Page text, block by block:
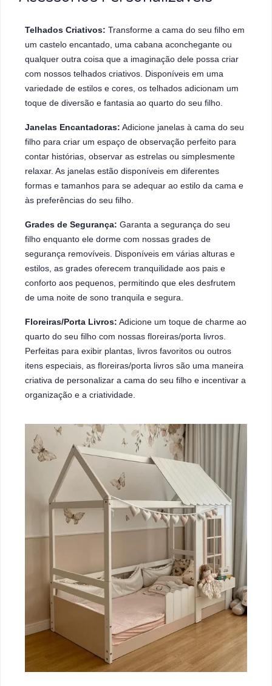
Telhados Criativos: Transforme a cama do seu filho em
um castelo encantado, uma cabana aconchegante ou
qualquer outra coisa que a imaginação dele possa criar
com nossos telhados criativos. Disponíveis em uma
variedade de estilos e cores, os telhados adicionam um
toque de diversão e fantasia ao quarto do seu filho.
Janelas Encantadoras: Adicione janelas à cama do seu
filho para criar um espaço de observação perfeito para
contar histórias, observar as estrelas ou simplesmente
relaxar. As janelas estão disponíveis em diferentes
formas e tamanhos para se adequar ao estilo da cama e
às preferências do seu filho.
Grades de Segurança: Garanta a segurança do seu
filho enquanto ele dorme com nossas grades de
segurança removíveis. Disponíveis em várias alturas e
estilos, as grades oferecem tranquilidade aos pais e
conforto aos pequenos, permitindo que eles desfrutem
de uma noite de sono tranquila e segura.
Floreiras/Porta Livros: Adicione um toque de charme ao
quarto do seu filho com nossas floreiras/porta livros.
Perfeitas para exibir plantas, livros favoritos ou outros
itens especiais, as floreiras/porta livros são uma maneira
criativa de personalizar a cama do seu filho e incentivar a
organização e a criatividade.